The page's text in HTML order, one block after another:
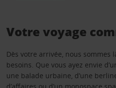
Votre voyage
Dès votre arrivée, nous sommes
besoins. Que vous ayez envie
une balade urbaine, d’une